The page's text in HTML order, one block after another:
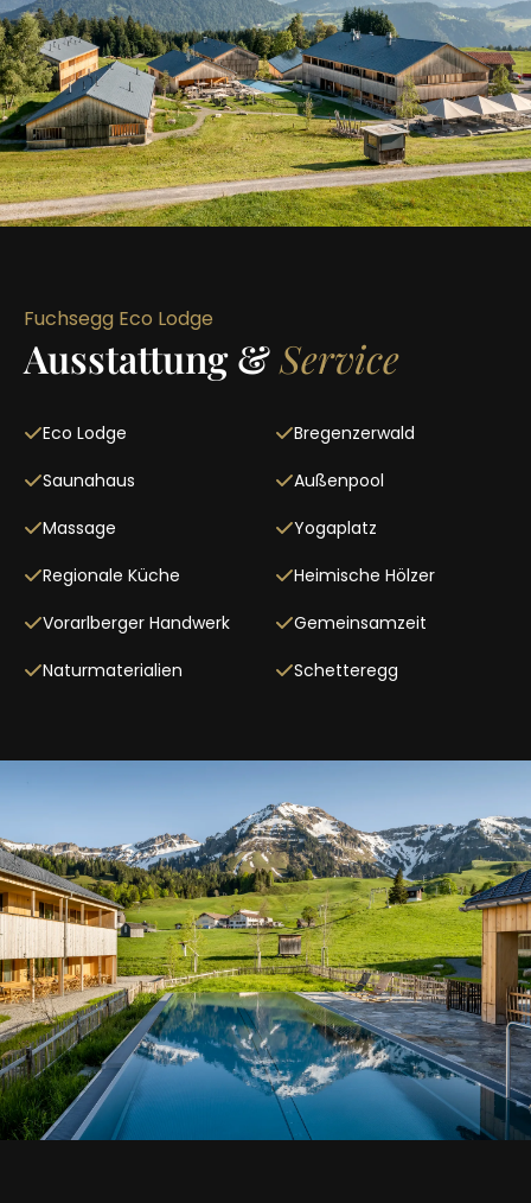
Fuchsegg Eco Lodge
Ausstattung &Service
Eco Lodge
Bregenzerwald
Saunahaus
Außenpool
Massage
Yogaplatz
Regionale Küche
Heimische Hölzer
Vorarlberger Handwerk
Gemeinsamzeit
Naturmaterialien
Schetteregg